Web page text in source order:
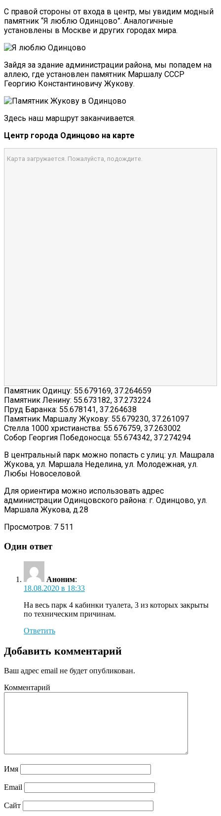
С правой стороны от входа в центр, мы увидим модный
памятник “Я люблю Одинцово”. Аналогичные
установлены в Москве и других городах мира.
Зайдя за здание администрации района, мы попадем на
аллею, где установлен памятник Маршалу СССР
Георгию Константиновичу Жукову.
Здесь наш маршрут заканчивается.
Центр города Одинцово на карте
Карта загружается. Пожалуйста, подождите.
Памятник Одинцу: 55.679169, 37.264659
Памятник Ленину: 55.673182, 37.273224
Пруд Баранка: 55.678141, 37.264638
Памятник Маршалу Жукову: 55.679230, 37.261097
Стелла 1000 христианства: 55.676759, 37.263002
Собор Георгия Победоносца: 55.674342, 37.274294
В центральный парк можно попасть с улиц: ул. Машрала
Жукова, ул. Маршала Неделина, ул. Молодежная, ул.
Любы Новоселовой.
Для ориентира можно использовать адрес
администрации Одинцовского района: г. Одинцово, ул.
Маршала Жукова, д.28
Просмотров: 7 511
Один ответ
Аноним:
18.08.2020 в 18:33
На весь парк 4 кабинки туалета, 3 из которых закрыты
по техническим причинам.
Ответить
Добавить комментарий
Ваш адрес email не будет опубликован.
Комментарий
Имя
Email
Сайт